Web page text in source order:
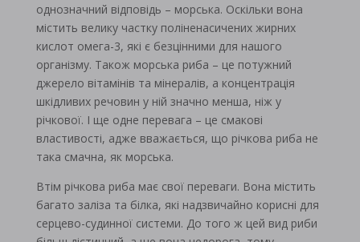
однозначний відповідь – морська. Оскільки вона
містить велику частку поліненасичених жирних
кислот омега-3, які є безцінними для нашого
організму. Також морська риба – це потужний
джерело вітамінів та мінералів, а концентрація
шкідливих речовин у ній значно менша, ніж у
річкової. І ще одне перевага – це смакові
властивості, адже вважається, що річкова риба не
така смачна, як морська.
Втім річкова риба має свої переваги. Вона містить
багато заліза та білка, які надзвичайно корисні для
серцево-судинної системи. До того ж цей вид риби